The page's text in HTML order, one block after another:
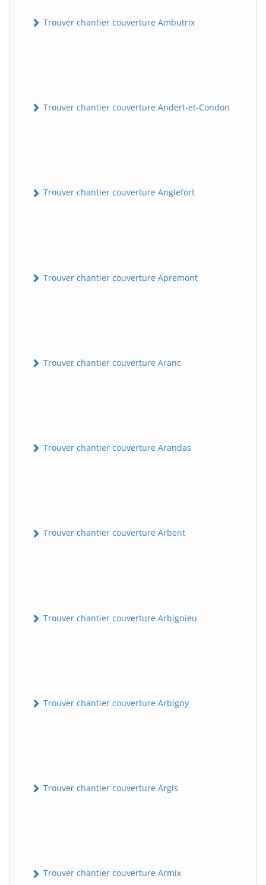
Trouver chantier couverture Ambutrix
Trouver chantier couverture Andert-et-Condon
Trouver chantier couverture Anglefort
Trouver chantier couverture Apremont
Trouver chantier couverture Aranc
Trouver chantier couverture Arandas
Trouver chantier couverture Arbent
Trouver chantier couverture Arbignieu
Trouver chantier couverture Arbigny
Trouver chantier couverture Argis
Trouver chantier couverture Armix